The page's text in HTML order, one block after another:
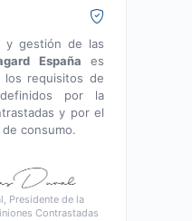
y gestión de las
España es
requisitos de
por la
y por el
de consumo.
Presidente de la
Contrastadas